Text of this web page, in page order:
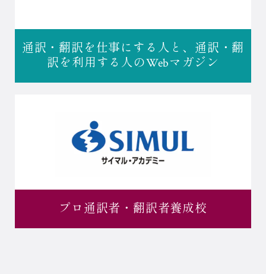
通訳・翻訳を仕事にする人と、 通訳・翻
訳を利用する人のWebマガジン
プロ通訳者・ 翻訳者養成校